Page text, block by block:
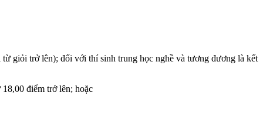
giỏi trở lên); đối với thí sinh trung học nghề và tương đương là kết
điểm trở lên; hoặc